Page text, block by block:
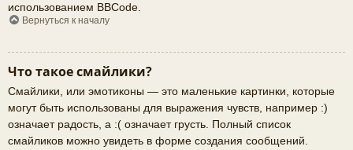
использованием BBCode.
Вернуться к началу
Что такое смайлики?
Смайлики, или эмотиконы — это маленькие картинки, которые
могут быть использованы для выражения чувств, например :)
означает радость, а :( означает грусть. Полный список
смайликов можно увидеть в форме создания сообщений.